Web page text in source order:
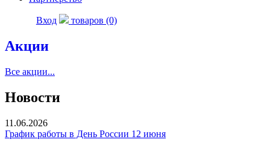
Вход товаров (0)
Акции
Все акции...
Новости
11.06.2026
График работы в День России 12 июня